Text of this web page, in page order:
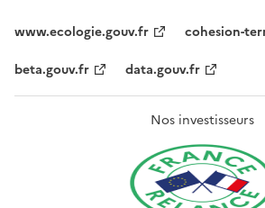
www.ecologie.gouv.fr
cohesion-
beta.gouv.fr
data.gouv.fr
Nos investisseurs